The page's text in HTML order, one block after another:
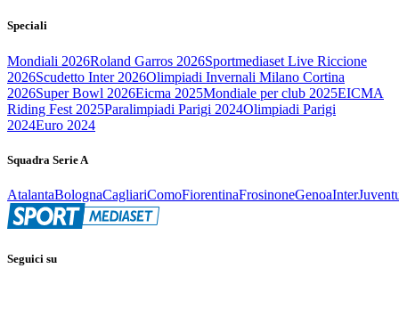
Speciali
Mondiali 2026Roland Garros 2026Sportmediaset Live Riccione
2026Scudetto Inter 2026Olimpiadi Invernali Milano Cortina
2026Super Bowl 2026Eicma 2025Mondiale per club 2025EICMA
Riding Fest 2025Paralimpiadi Parigi 2024Olimpiadi Parigi
2024Euro 2024
Squadra Serie A
AtalantaBolognaCagliariComoFiorentinaFrosinoneGenoaInter
Seguici su